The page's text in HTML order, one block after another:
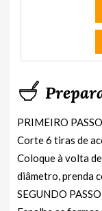
PRIMEIRO PASSO
Corte 6 tiras de
Coloque à volta
diâmetro, prenda
SEGUNDO PASSO